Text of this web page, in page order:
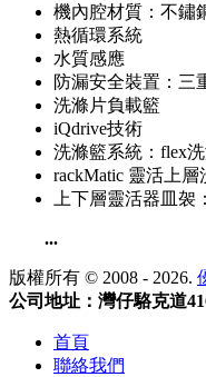
機內腔材質：不鏽
熱循環系統
水質感應
防漏安全裝置：三
洗滌片負載籃
iQdrive技術
洗滌籃系統：flex
rackMatic 靈活上
上下層靈活器皿袈
...
版權所有 © 2008 - 2026.
公司地址：灣仔駱克道
首頁
聯絡我們